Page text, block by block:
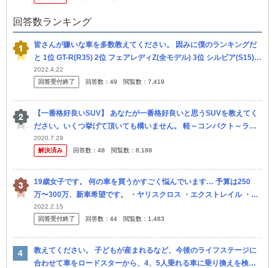
回答数ランキング
皆さんが嫌いな車を多数教えてください。 因みに僕のランキングだ
と 1位 GT-R(R35) 2位 フェアレディZ(全モデル) 3位 シルビア(S15) 4
位 エクストレイル(全モデル) 5位 エ...
2022.4.22
回答受付終了
回答数： 49 閲覧数： 7,419
【一番格好良いSUV】 あなたが一番格好良いと思うSUVを教えてく
ださい。いくつ挙げて頂いても構いません。 軽～コンパクト～ラー
ジサイズ、クロスオーバー、SUVクーペ、ハイパワースポーティー
S...
2020.7.29
解決済み
回答数： 48 閲覧数： 8,188
19歳女子です。 何の車を買うかすごく悩んでいます… 予算は250
万〜300万、新車希望です。 ・ヤリスクロス ・エクストレイル ・ハ
リアー ・ライズ ・ヴェゼル ・C-HR ・CX-5 ...
2022.2.15
回答受付終了
回答数： 44 閲覧数： 1,483
教えてください。 子どもが産まれるなど、今後のライフステージに
合わせて車をロードスターから、4、5人乗れる車に乗り換えを検討